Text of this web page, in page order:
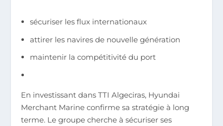
sécuriser les flux internationaux
attirer les navires de nouvelle génération
maintenir la compétitivité du port
En investissant dans TTI Algeciras, Hyundai
Merchant Marine confirme sa stratégie à long
terme. Le groupe cherche à sécuriser ses